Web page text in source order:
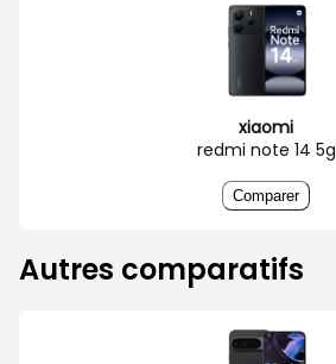
xiaomi
redmi note 14 5g
Comparer
Autres comparatifs